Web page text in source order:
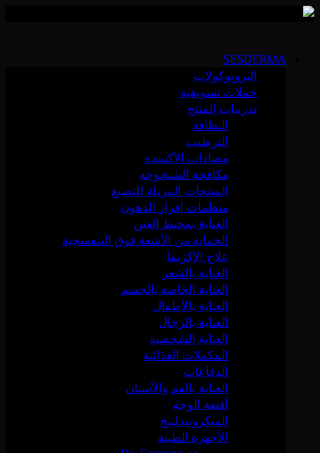
content
SESDERMA
البروتوكولات
حملات تسويقية
تدريبات المنتج
النظافة
الترطيب
مضادات الأكسدة
مكافحة الشيخوخة
المنتجات المزيلة للتصبغ
منظمات إفراز الدهون
العناية بمحيط العين
الحماية من الأشعة فوق البنفسجية
علاج الإكزيما
العناية بالشعر
العناية الخاصة بالجسم
العناية بالأطفال
العناية بالرجال
العناية الشخصية
المكملات الغذائية
الدفاعات
العناية بالفم والأسنان
أقنعة الوجه
الميكرونيدلينج
الأجهزة الطبية